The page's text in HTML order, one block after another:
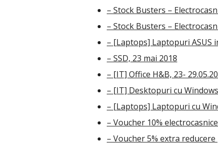
– Stock Busters –
– Stock Busters –
– [Laptops] Laptopuri ASUS
– SSD, 23 mai 2018
– [IT] Office H&B, 23-
– [IT] Desktopuri cu
– [Laptops] Laptopuri cu
– Voucher 10%
– Voucher 5% extra